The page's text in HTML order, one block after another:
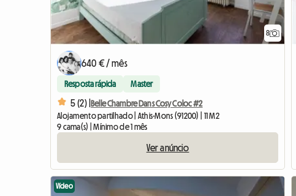
8
640 € / mês
Resposta rápida Master
5 (2) |Belle Chambre Dans Cosy Coloc #2
Alojamento partilhado | Athis-Mons (91200) | 11 M2
9 cama(s) | Mínimo de 1 mês
Ver anúncio
Vídeo